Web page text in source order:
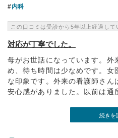
内科
この口コミは受診から5年以上経過して
対応が丁寧でした。
母がお世話になっています。外
め、待ち時間は少なめです。女
な印象です。外来の看護師さん
安心感がありました。以前は通
続きを